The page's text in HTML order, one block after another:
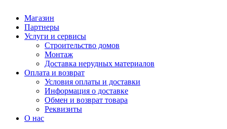
Магазин
Партнеры
Услуги и сервисы
Строительство домов
Монтаж
Доставка нерудных материалов
Оплата и возврат
Условия оплаты и доставки
Информация о доставке
Обмен и возврат товара
Реквизиты
О нас